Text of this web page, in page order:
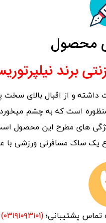
محصول
برند
و از اقبال بالای سخت
است که به چشم
های مطرح این محصول
ساک مسافرتی ورزشی با
تماس پشتیبانی؛(۰۳۱۹۱۰۹۳۱۰۱)